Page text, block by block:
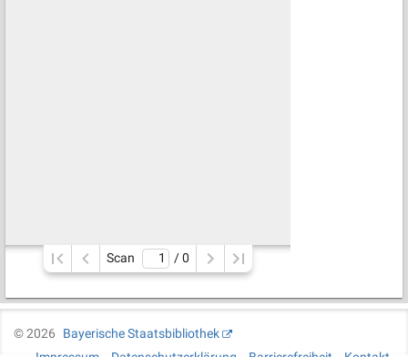
Scan / 0
©2026
Bayerische Staatsbibliothek